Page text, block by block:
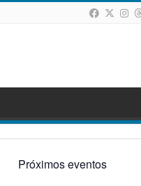
Próximos eventos